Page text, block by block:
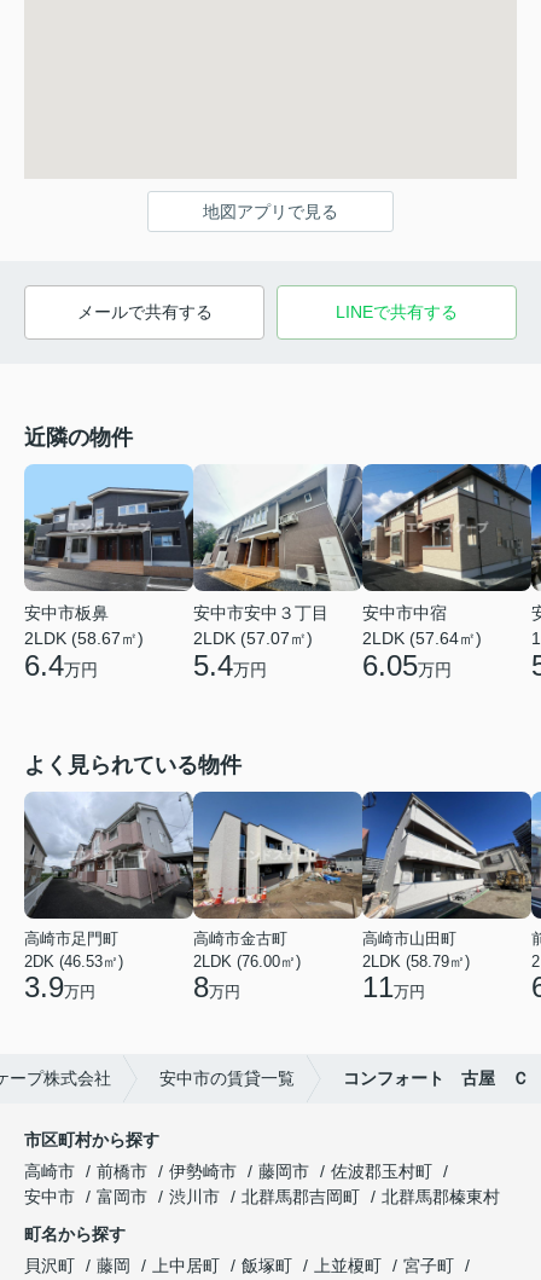
地図アプリで見る
メールで共有する LINEで共有する
近隣の物件
安中市板鼻
2LDK (58.67㎡)
6.4万円
安中市安中３丁目
2LDK (57.07㎡)
5.4万円
安中市中宿
2LDK (57.64㎡)
6.05万円
よく見られている物件
高崎市足門町
2DK (46.53㎡)
3.9万円
高崎市金古町
2LDK (76.00㎡)
8万円
高崎市山田町
2LDK (58.79㎡)
11万円
ープ株式会社 安中市の賃貸一覧 コンフォート 古屋 Ｃ
市区町村から探す
高崎市
前橋市 伊勢崎市 藤岡市
佐波郡玉村町
安中市
富岡市 渋川市 北群馬郡吉岡町
北群馬郡榛東村
町名から探す
貝沢町
藤岡 上中居町 飯塚町 上並榎町
宮子町